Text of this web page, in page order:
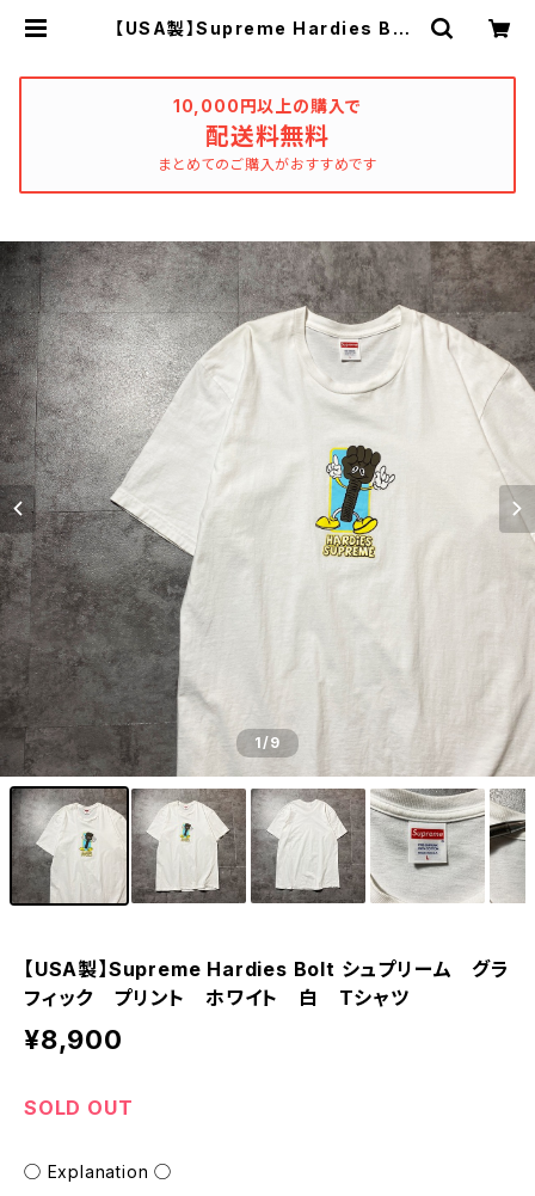
【USA製】Supreme Hardies Bolt
clothing_katharsis
10,000円以上の購入で
配送料無料
まとめてのご購入がおすすめです
1/9
【USA製】Supreme Hardies Bolt シュプリーム グラ
フィック プリント ホワイト 白 Tシャツ
¥8,900
SOLD OUT
◯ Explanation ◯